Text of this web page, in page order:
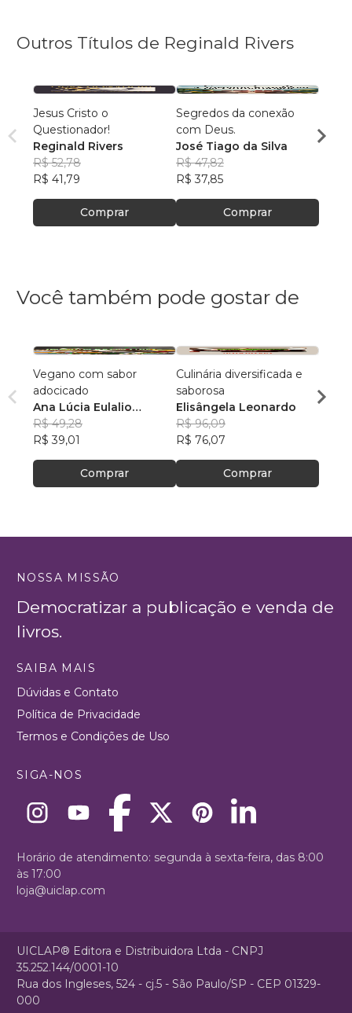
Outros Títulos de Reginald Rivers
Jesus Cristo o
Questionador!
Reginald Rivers
R$ 52,78
R$ 41,79
Comprar
Segredos da conexão
com Deus.
José Tiago da Silva
R$ 47,82
R$ 37,85
Comprar
José
R$
Você também pode gostar de
Vegano com sabor
adocicado
Ana Lúcia Eulalio
Raposo Lacerda
R$ 49,28
R$ 39,01
Comprar
Culinária diversificada e
saborosa
Elisângela Leonardo
R$ 96,09
R$ 76,07
Comprar
NOSSA MISSÃO
Democratizar a publicação e venda de
livros.
SAIBA MAIS
Dúvidas e Contato
Política de Privacidade
Termos e Condições de Uso
SIGA-NOS
Horário de atendimento: segunda à sexta-feira, das 8:00
às 17:00
loja@uiclap.com
UICLAP® Editora e Distribuidora Ltda - CNPJ
35.252.144/0001-10
Rua dos Ingleses, 524 - cj.5 - São Paulo/SP - CEP 01329-
000